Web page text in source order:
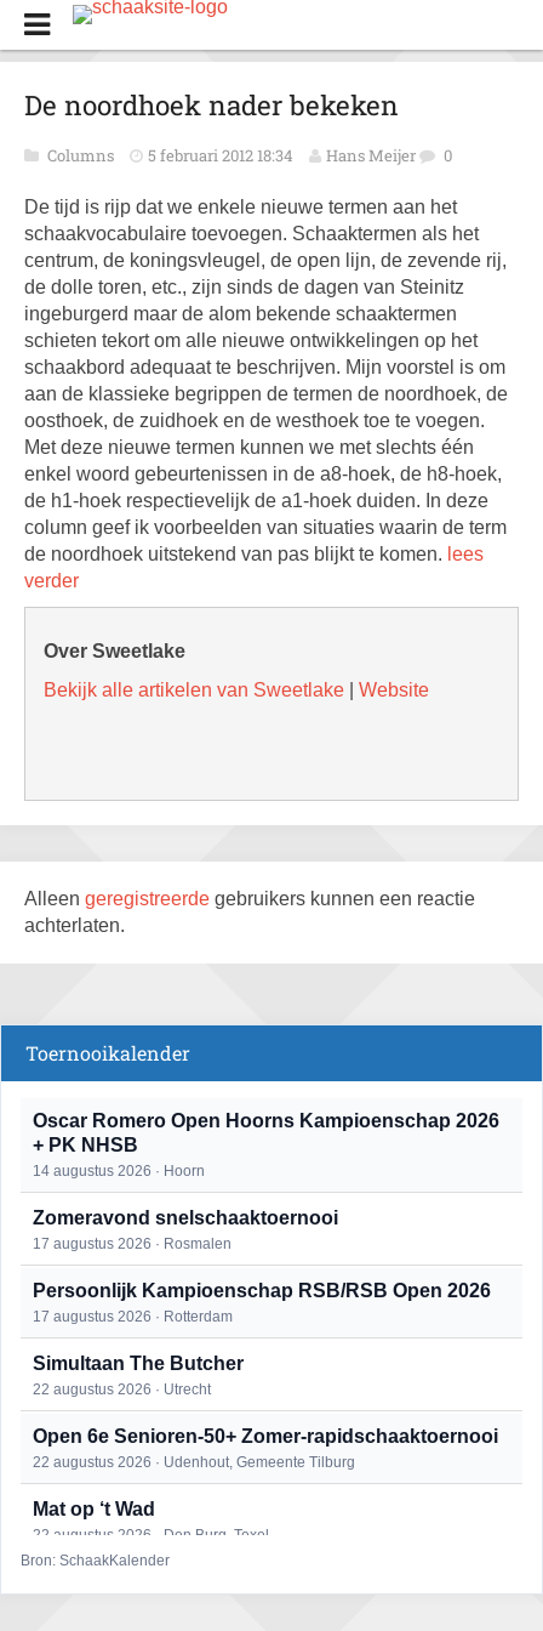
De noordhoek nader bekeken
Columns 5 februari 2012 18:34 Hans Meijer 0
De tijd is rijp dat we enkele nieuwe termen aan het
schaakvocabulaire toevoegen. Schaaktermen als het
centrum, de koningsvleugel, de open lijn, de zevende rij,
de dolle toren, etc., zijn sinds de dagen van Steinitz
ingeburgerd maar de alom bekende schaaktermen
schieten tekort om alle nieuwe ontwikkelingen op het
schaakbord adequaat te beschrijven. Mijn voorstel is om
aan de klassieke begrippen de termen de noordhoek, de
oosthoek, de zuidhoek en de westhoek toe te voegen.
Met deze nieuwe termen kunnen we met slechts één
enkel woord gebeurtenissen in de a8-hoek, de h8-hoek,
de h1-hoek respectievelijk de a1-hoek duiden. In deze
column geef ik voorbeelden van situaties waarin de term
de noordhoek uitstekend van pas blijkt te komen. lees
verder
Over Sweetlake
Bekijk alle artikelen van Sweetlake
Website
Alleen geregistreerde gebruikers kunnen een reactie
achterlaten.
Toernooikalender
Oscar Romero Open Hoorns Kampioenschap 2026
+ PK NHSB
14 augustus 2026 · Hoorn
Zomeravond snelschaaktoernooi
17 augustus 2026 · Rosmalen
Persoonlijk Kampioenschap RSB/RSB Open 2026
17 augustus 2026 · Rotterdam
Simultaan The Butcher
22 augustus 2026 · Utrecht
Open 6e Senioren-50+ Zomer-rapidschaaktoernooi
22 augustus 2026 · Udenhout, Gemeente Tilburg
Mat op ‘t Wad
22 augustus 2026 · Den Burg, Texel
Bron: SchaakKalender